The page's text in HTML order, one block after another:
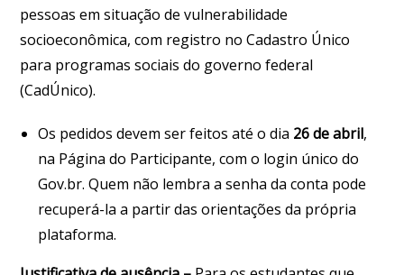
pessoas em situação de vulnerabilidade
socioeconômica, com registro no Cadastro Único
para programas sociais do governo federal
(CadÚnico).
Os pedidos devem ser feitos até o dia 26 de abril,
na Página do Participante, com o login único do
Gov.br. Quem não lembra a senha da conta pode
recuperá-la a partir das orientações da própria
plataforma.